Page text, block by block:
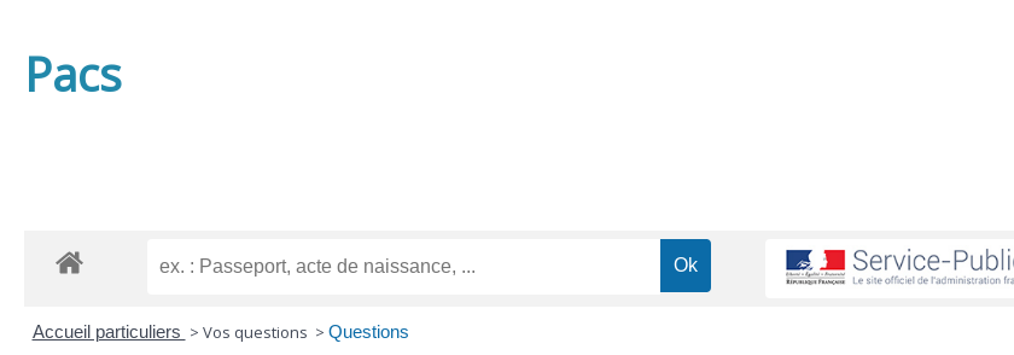
Pacs
Accueil particuliers > Vos questions > Questions